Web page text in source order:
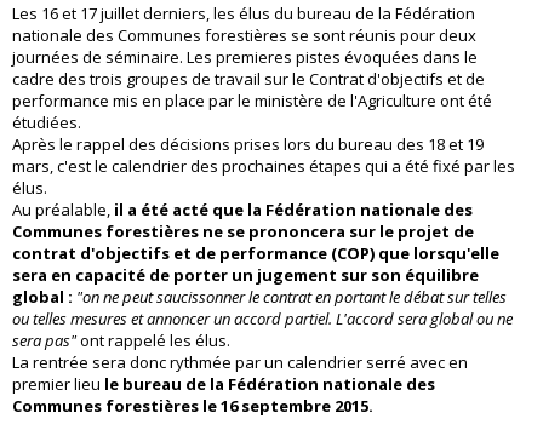
Les 16 et 17 juillet derniers, les élus du bureau de la Fédération
nationale des Communes forestières se sont réunis pour deux
journées de séminaire. Les premieres pistes évoquées dans le
cadre des trois groupes de travail sur le Contrat d'objectifs et de
performance mis en place par le ministère de l'Agriculture ont été
étudiées.
Après le rappel des décisions prises lors du bureau des 18 et 19
mars, c'est le calendrier des prochaines étapes qui a été fixé par les
élus.
Au préalable, il a été acté que la Fédération nationale des
Communes forestières ne se prononcera sur le projet de
contrat d'objectifs et de performance (COP) que lorsqu'elle
sera en capacité de porter un jugement sur son équilibre
global : "on ne peut saucissonner le contrat en portant le débat sur telles
ou telles mesures et annoncer un accord partiel. L'accord sera global ou ne
sera pas"ont rappelé les élus.
La rentrée sera donc rythmée par un calendrier serré avec en
premier lieu le bureau de la Fédération nationale des
Communes forestières le 16 septembre 2015.